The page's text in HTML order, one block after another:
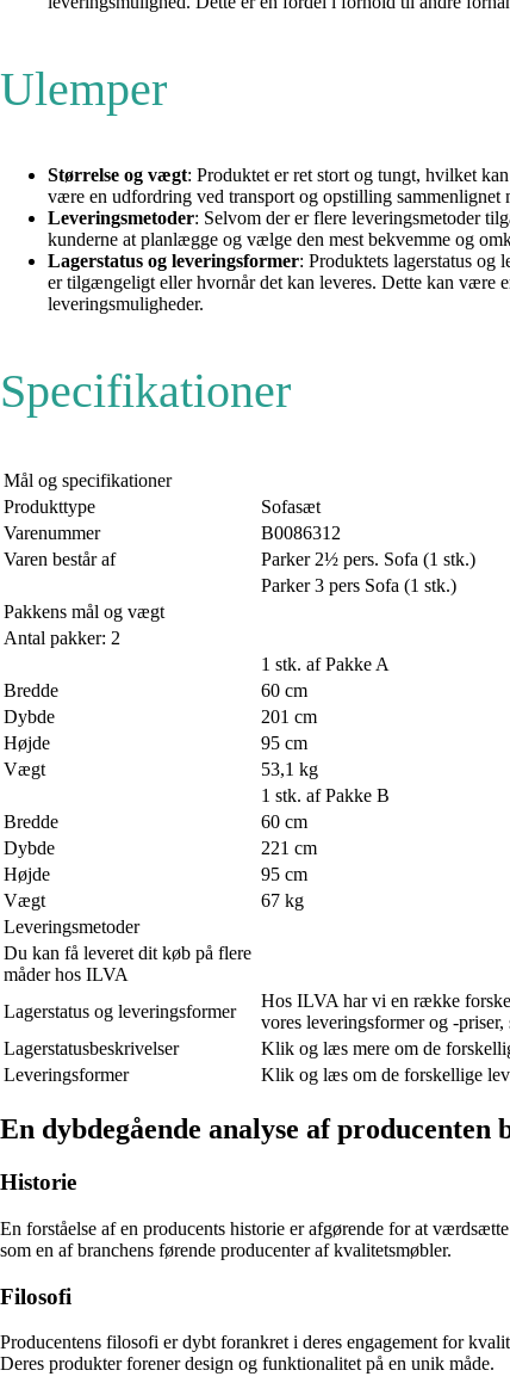
Ulemper
Størrelse og vægt: Produktet er ret stort og tungt, hvilket
være en udfordring ved transport og opstilling sammenlignet
Leveringsmetoder: Selvom der er flere leveringsmetoder
kunderne at planlægge og vælge den mest bekvemme og
Lagerstatus og leveringsformer: Produktets lagerstatus
er tilgængeligt eller hvornår det kan leveres. Dette kan være
leveringsmuligheder.
Specifikationer
Mål og specifikationer
Produkttype
Sofasæt
Varenummer
B0086312
Varen består af
Parker 2½ pers. Sofa (1 stk.)
Parker 3 pers Sofa (1 stk.)
Pakkens mål og vægt
Antal pakker: 2
1 stk. af Pakke A
Bredde
60 cm
Dybde
201 cm
Højde
95 cm
Vægt
53,1 kg
1 stk. af Pakke B
Bredde
60 cm
Dybde
221 cm
Højde
95 cm
Vægt
67 kg
Leveringsmetoder
Du kan få leveret dit køb på flere
måder hos ILVA
Lagerstatus og leveringsformer
Hos ILVA har vi en række
vores leveringsformer og -
Lagerstatusbeskrivelser
Klik og læs mere om de
Leveringsformer
Klik og læs om de forskellige
En dybdegående analyse af
Historie
En forståelse af en producents historie er afgørende for at
som en af ​​branchens førende producenter af kvalitetsmøbler.
Filosofi
Producentens filosofi er dybt forankret i deres engagement for
Deres produkter forener design og funktionalitet på en unik måde.